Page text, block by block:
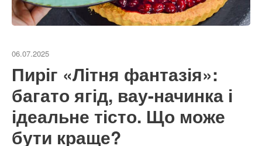
06.07.2025
Пиріг «Літня фантазія»:
багато ягід, вау-начинка і
ідеальне тісто. Що може
бути краще?